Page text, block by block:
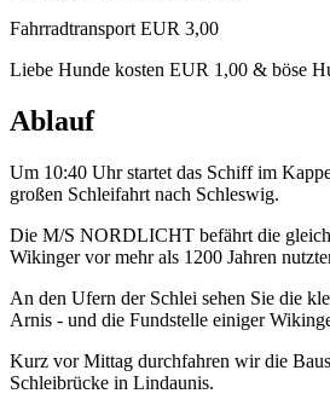
Fahrradtransport EUR 3,00
Liebe Hunde kosten EUR 1,00 & böse
Ablauf
Um 10:40 Uhr startet das Schiff im
großen Schleifahrt nach Schleswig.
Die M/S NORDLICHT befährt die
Wikinger vor mehr als 1200 Jahren
An den Ufern der Schlei sehen Sie die
Arnis - und die Fundstelle einiger
Kurz vor Mittag durchfahren wir die
Schleibrücke in Lindaunis.